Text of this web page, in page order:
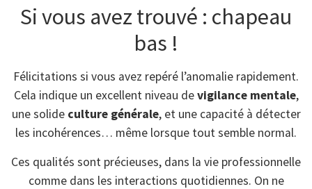
Si vous avez trouvé : chapeau
bas !
Félicitations si vous avez repéré l’anomalie rapidement.
Cela indique un excellent niveau devigilance mentale,
une solide culture générale, et une capacité à détecter
les incohérences… même lorsque tout semble normal.
Ces qualités sont précieuses, dans la vie professionnelle
comme dans les interactions quotidiennes. On ne